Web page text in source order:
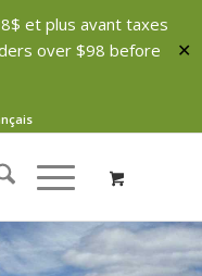
et plus avant taxes
over $98 before
✕